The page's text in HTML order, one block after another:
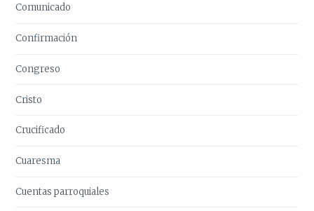
Comunicado
Confirmación
Congreso
Cristo
Crucificado
Cuaresma
Cuentas parroquiales